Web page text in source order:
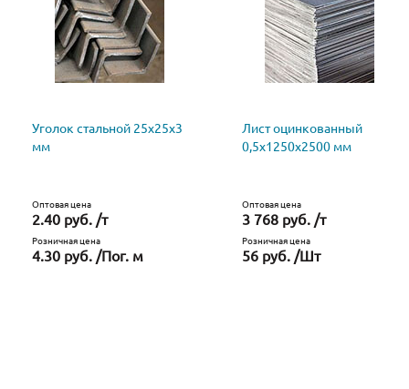
Уголок стальной 25х25х3
мм
Оптовая цена
2.40 руб. /т
Розничная цена
4.30 руб. /Пог. м
Лист оцинкованный
0,5х1250х2500 мм
Оптовая цена
3 768 руб. /т
Розничная цена
56 руб. /Шт